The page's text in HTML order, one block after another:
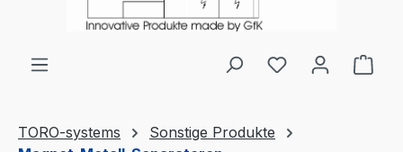
Du hast 0
TORO-systems
Sonstige Produkte